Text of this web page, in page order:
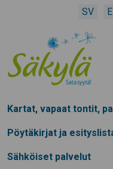
SV
Kartat, vapaat tontit,
Pöytäkirjat ja
Sähköiset palvelut